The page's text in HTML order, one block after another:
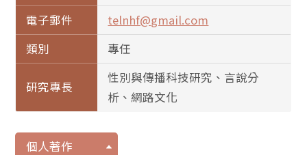
電子郵件
telnhf@gmail.com
類別
專任
研究專長
性別與傳播科技研究、言說分
析、網路文化
個人著作